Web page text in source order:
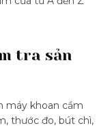
tra sản
máy khoan cầm
thước đo, bút chì,